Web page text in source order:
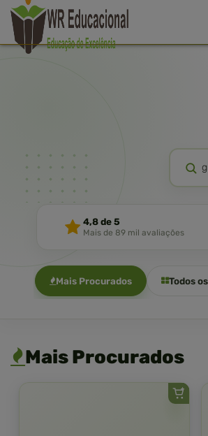
4,8 de 5
Mais de 89 mil avaliações
Mais Procurados Todos
Mais Procurados